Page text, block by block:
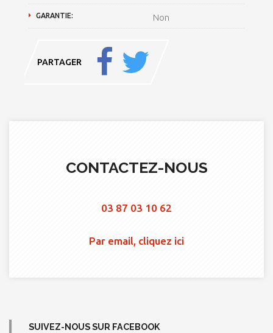
GARANTIE: Non
PARTAGER
CONTACTEZ-NOUS
03 87 03 10 62
Par email, cliquez ici
SUIVEZ-NOUS SUR FACEBOOK